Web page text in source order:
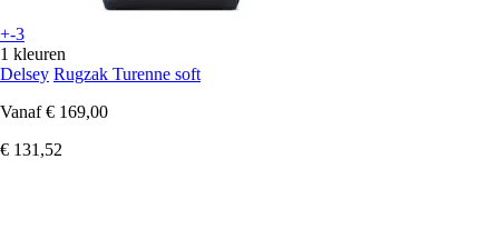
+-3
1 kleuren
Delsey Rugzak Turenne soft
Vanaf € 169,00
€ 131,52